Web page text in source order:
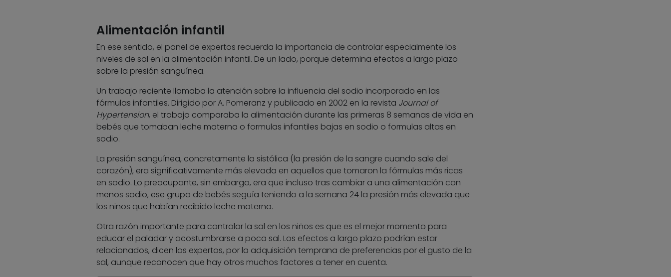
Alimentación infantil
En ese sentido, el panel de expertos recuerda la importancia de controlar especialmente los
niveles de sal en la alimentación infantil. De un lado, porque determina efectos a largo plazo
sobre la presión sanguínea.
Un trabajo reciente llamaba la atención sobre la influencia del sodio incorporado en las
fórmulas infantiles. Dirigido por A. Pomeranz y publicado en 2002 en la revista Journal of
Hypertension, el trabajo comparaba la alimentación durante las primeras 8 semanas de vida en
bebés que tomaban leche materna o formulas infantiles bajas en sodio o formulas altas en
sodio.
La presión sanguínea, concretamente la sistólica (la presión de la sangre cuando sale del
corazón), era significativamente más elevada en aquellos que tomaron la fórmulas más ricas
en sodio. Lo preocupante, sin embargo, era que incluso tras cambiar a una alimentación con
menos sodio, ese grupo de bebés seguía teniendo a la semana 24 la presión más elevada que
los niños que habían recibido leche materna.
Otra razón importante para controlar la sal en los niños es que es el mejor momento para
educar el paladar y acostumbrarse a poca sal. Los efectos a largo plazo podrían estar
relacionados, dicen los expertos, por la adquisición temprana de preferencias por el gusto de la
sal, aunque reconocen que hay otros muchos factores a tener en cuenta.